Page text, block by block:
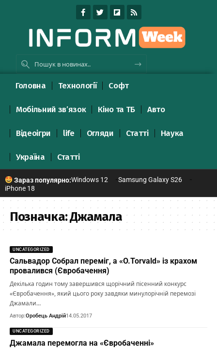
Головна Технології Софт
Мобільний зв’язок Кіно та ТБ Авто
Відеоігри life Огляди Статті Наука
Україна Статті
Зараз популярно:Windows 12
Samsung Galaxy S26
iPhone 18
Позначка:Джамала
UNCATEGORIZED
Сальвадор Собрал переміг, а «O.Torvald» із крахом
провалився (Євробачення)
Декілька годин тому завершився щорічний пісенний конкурс
«Євробачення», який цього року завдяки минулорічній перемозі
Джамали…
Автор:Оробець Андрій14.05.2017
UNCATEGORIZED
Джамала перемогла на «Євробаченні»